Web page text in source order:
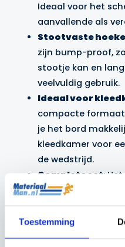
Toestemming
Ideaal voor het
aanvallende als
Stootvaste
zijn bump-proof,
stootje kan en
veelvuldig gebruik.
Ideaal voor
compacte formaat
je het bord
kleedkamer voor
de wedstrijd.
Complete set:
wordt geleverd
2 x Droog-
Gekleurde